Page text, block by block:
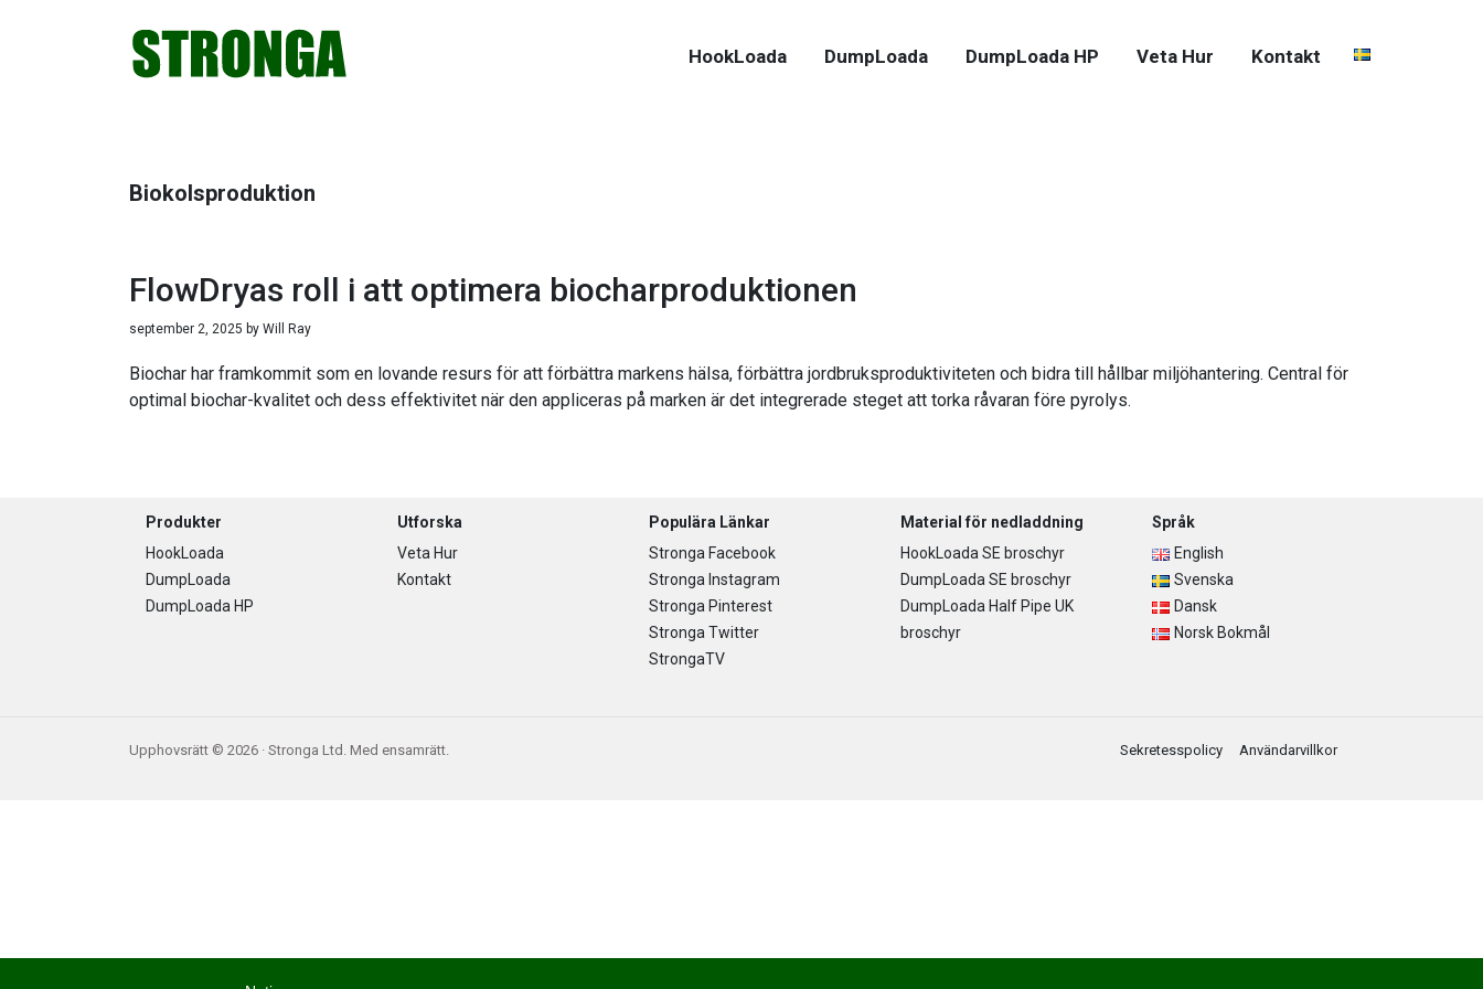
HookLoada DumpLoada DumpLoada HP Veta Hur Kontakt
Biokolsproduktion
FlowDryas roll i att optimera biocharproduktionen
september 2, 2025 by Will Ray
Biochar har framkommit som en lovande resurs för att förbättra markens hälsa, förbättra jordbruksproduktiviteten och bidra till hållbar miljöhantering. Central för
optimal biochar-kvalitet och dess effektivitet när den appliceras på marken är det integrerade steget att torka råvaran före pyrolys.
Footer
Produkter
HookLoada
DumpLoada
DumpLoada HP
Utforska
Veta Hur
Kontakt
Populära Länkar
Stronga Facebook
Stronga Instagram
Stronga Pinterest
Stronga Twitter
StrongaTV
Material för nedladdning
HookLoada SE broschyr
DumpLoada SE broschyr
DumpLoada Half Pipe UK
broschyr
Språk
English
Svenska
Dansk
Norsk Bokmål
Upphovsrätt © 2026 · Stronga Ltd. Med ensamrätt. Sekretesspolicy Användarvillkor